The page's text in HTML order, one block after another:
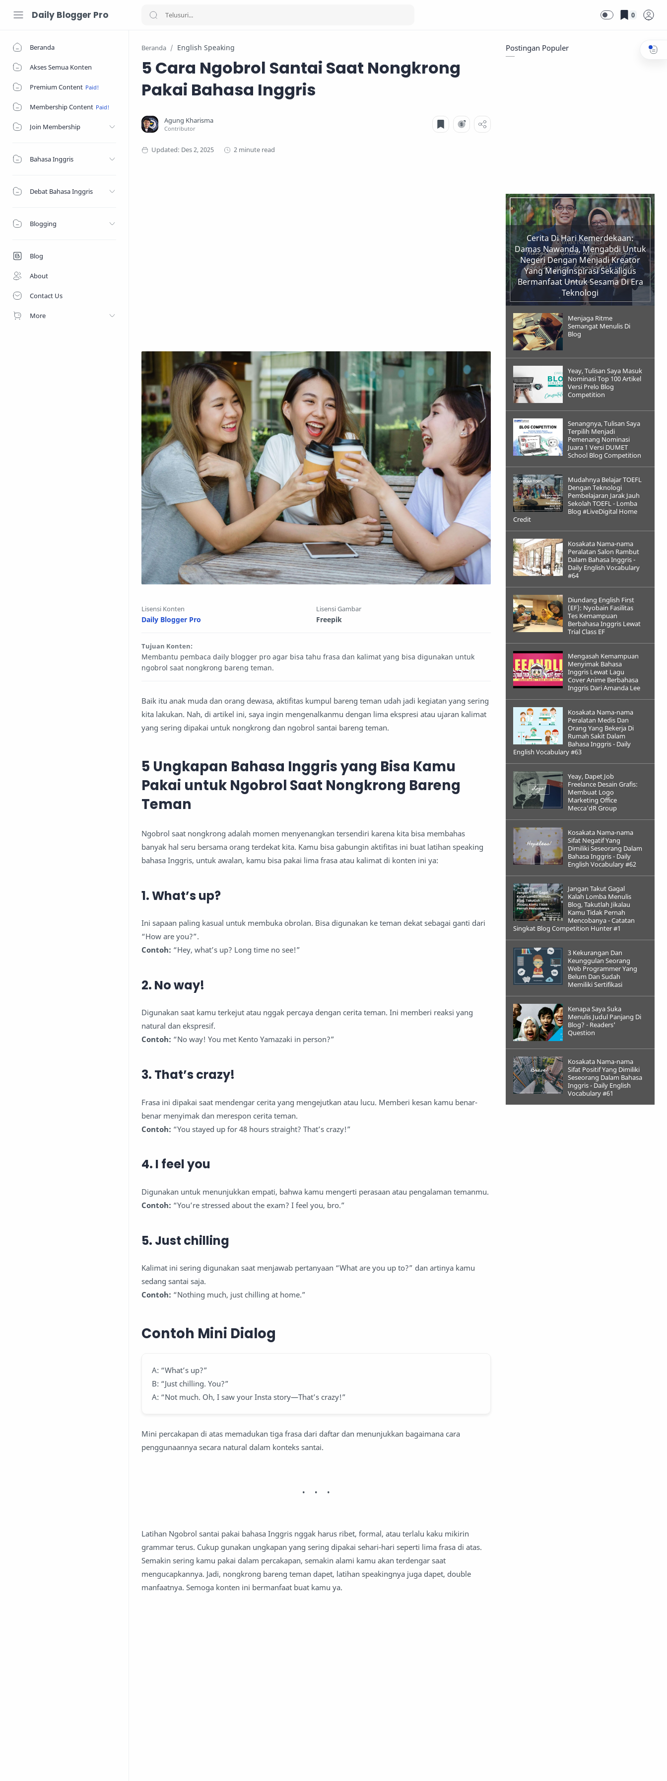
Daily Blogger Pro 0
Beranda
Akses Semua Konten
Premium Content
Membership Content
Join Membership
Bahasa Inggris
Debat Bahasa Inggris
Blogging
Blog
About
Contact Us
More
Beranda English Speaking
5 Cara Ngobrol Santai Saat Nongkrong
Pakai Bahasa Inggris
2 minute read
Lisensi Konten
Daily Blogger Pro
Lisensi Gambar
Freepik
Tujuan Konten:
Membantu pembaca daily blogger pro agar bisa tahu frasa dan kalimat yang bisa digunakan untuk
ngobrol saat nongkrong bareng teman.
Baik itu anak muda dan orang dewasa, aktifitas kumpul bareng teman udah jadi kegiatan yang sering
kita lakukan. Nah, di artikel ini, saya ingin mengenalkanmu dengan lima ekspresi atau ujaran kalimat
yang sering dipakai untuk nongkrong dan ngobrol santai bareng teman.
5 Ungkapan Bahasa Inggris yang Bisa Kamu
Pakai untuk Ngobrol Saat Nongkrong Bareng
Teman
Ngobrol saat nongkrong adalah momen menyenangkan tersendiri karena kita bisa membahas
banyak hal seru bersama orang terdekat kita. Kamu bisa gabungin aktifitas ini buat latihan speaking
bahasa Inggris, untuk awalan, kamu bisa pakai lima frasa atau kalimat di konten ini ya:
1. What’s up?
Ini sapaan paling kasual untuk membuka obrolan. Bisa digunakan ke teman dekat sebagai ganti dari
“How are you?”.
Contoh: “Hey, what’s up? Long time no see!”
2. No way!
Digunakan saat kamu terkejut atau nggak percaya dengan cerita teman. Ini memberi reaksi yang
natural dan ekspresif.
Contoh: “No way! You met Kento Yamazaki in person?”
3. That’s crazy!
Frasa ini dipakai saat mendengar cerita yang mengejutkan atau lucu. Memberi kesan kamu benar-
benar menyimak dan merespon cerita teman.
Contoh: “You stayed up for 48 hours straight? That’s crazy!”
4. I feel you
Digunakan untuk menunjukkan empati, bahwa kamu mengerti perasaan atau pengalaman temanmu.
Contoh: “You’re stressed about the exam? I feel you, bro.”
5. Just chilling
Kalimat ini sering digunakan saat menjawab pertanyaan “What are you up to?” dan artinya kamu
sedang santai saja.
Contoh: “Nothing much, just chilling at home.”
Contoh Mini Dialog
A: “What’s up?”
B: “Just chilling. You?”
A: “Not much. Oh, I saw your Insta story—That’s crazy!”
Mini percakapan di atas memadukan tiga frasa dari daftar dan menunjukkan bagaimana cara
penggunaannya secara natural dalam konteks santai.
Latihan Ngobrol santai pakai bahasa Inggris nggak harus ribet, formal, atau terlalu kaku mikirin
grammar terus. Cukup gunakan ungkapan yang sering dipakai sehari-hari seperti lima frasa di atas.
Semakin sering kamu pakai dalam percakapan, semakin alami kamu akan terdengar saat
mengucapkannya. Jadi, nongkrong bareng teman dapet, latihan speakingnya juga dapet, double
manfaatnya. Semoga konten ini bermanfaat buat kamu ya.
Postingan Populer
Cerita Di Hari Kemerdekaan:
Damas Nawanda, Mengabdi Untuk
Negeri Dengan Menjadi Kreator
Yang Menginspirasi Sekaligus
Bermanfaat Untuk Sesama Di Era
Teknologi
Menjaga Ritme
Semangat Menulis Di
Blog
Yeay, Tulisan Saya Masuk
Nominasi Top 100 Artikel
Versi Prelo Blog
Competition
Senangnya, Tulisan Saya
Terpilih Menjadi
Pemenang Nominasi
Juara 1 Versi DUMET
School Blog Competition
Mudahnya Belajar TOEFL
Dengan Teknologi
Pembelajaran Jarak Jauh
Sekolah TOEFL - Lomba
Blog #LiveDigital Home
Credit
Kosakata Nama-nama
Peralatan Salon Rambut
Dalam Bahasa Inggris -
Daily English Vocabulary
#64
Diundang English First
(EF): Nyobain Fasilitas
Tes Kemampuan
Berbahasa Inggris Lewat
Trial Class EF
Mengasah Kemampuan
Menyimak Bahasa
Inggris Lewat Lagu
Cover Anime Berbahasa
Inggris Dari Amanda Lee
Kosakata Nama-nama
Peralatan Medis Dan
Orang Yang Bekerja Di
Rumah Sakit Dalam
Bahasa Inggris - Daily
English Vocabulary #63
Yeay, Dapet Job
Freelance Desain Grafis:
Membuat Logo
Marketing Office
Mecca'dR Group
Kosakata Nama-nama
Sifat Negatif Yang
Dimiliki Seseorang Dalam
Bahasa Inggris - Daily
English Vocabulary #62
Jangan Takut Gagal
Kalah Lomba Menulis
Blog, Takutlah Jikalau
Kamu Tidak Pernah
Mencobanya - Catatan
Singkat Blog Competition Hunter #1
3 Kekurangan Dan
Keunggulan Seorang
Web Programmer Yang
Belum Dan Sudah
Memiliki Sertifikasi
Kenapa Saya Suka
Menulis Judul Panjang Di
Blog? - Readers'
Question
Kosakata Nama-nama
Sifat Positif Yang Dimiliki
Seseorang Dalam Bahasa
Inggris - Daily English
Vocabulary #61